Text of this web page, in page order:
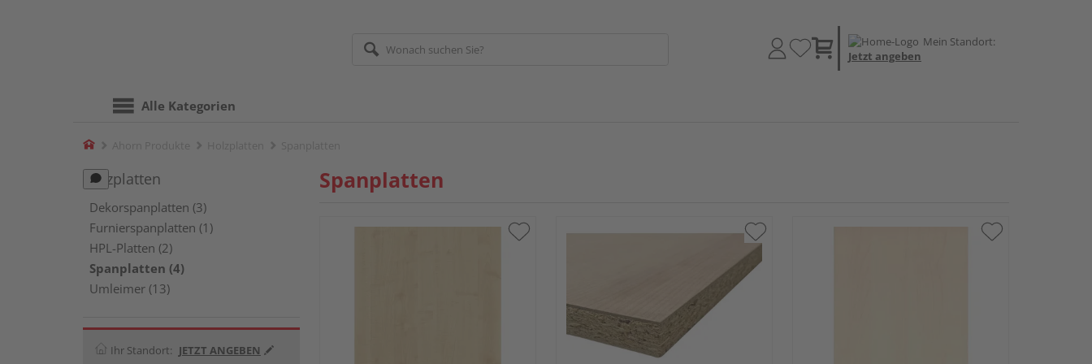
Mein Standort:
Jetzt angeben
Alle Kategorien
Home
Holzplatten
Dekorspanplatten (3)
Furnierspanplatten (1)
HPL-Platten (2)
Spanplatten (4)
Umleimer (13)
Ihr Standort: JETZT ANGEBEN
Spanplatten